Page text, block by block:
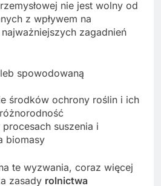
nie jest wolny od
z wpływem na
zagadnień
spowodowaną
środków ochrony roślin i ich
procesach suszenia i
biomasy
te wyzwania, coraz więcej
zasady rolnictwa